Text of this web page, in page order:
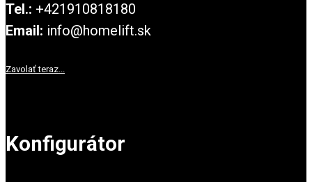
Tel.: +421910818180
Email: info@homelift.sk
Zavolať teraz...
Konfigurátor